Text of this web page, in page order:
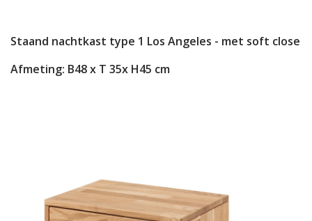
Staand nachtkast type 1 Los Angeles - met soft close
Afmeting: B48 x T 35x H45 cm